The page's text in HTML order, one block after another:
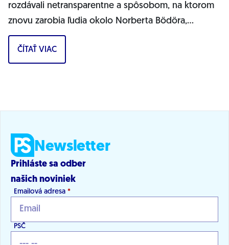
rozdávali netransparentne a spôsobom, na ktorom
znovu zarobia ľudia okolo Norberta Bödöra,
povedal podpredseda Progresívneho Slovenska a...
ČÍTAŤ VIAC
Newsletter
Prihláste sa odber
našich noviniek
Emailová adresa *
PSČ